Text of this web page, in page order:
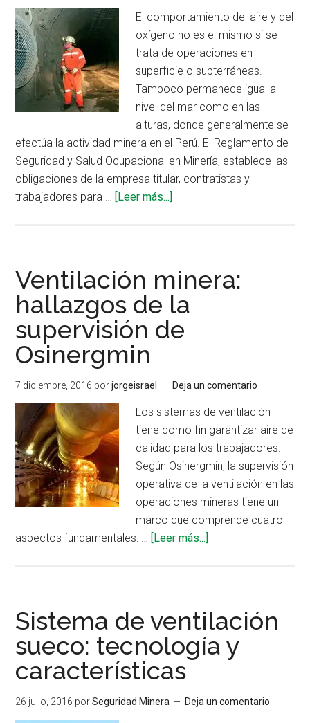
El comportamiento del aire y del
oxígeno no es el mismo si se
trata de operaciones en
superficie o subterráneas.
Tampoco permanece igual a
nivel del mar como en las
alturas, donde generalmente se
efectúa la actividad minera en el Perú. El Reglamento de
Seguridad y Salud Ocupacional en Minería, establece las
obligaciones de la empresa titular, contratistas y
trabajadores para … [Leer más...]
para
una
ventilación
minera
según
seguridad
Ventilación minera:
hallazgos de la
supervisión de
Osinergmin
7 diciembre, 2016 porjorgeisrael Deja un comentario
Los sistemas de ventilación
tiene como fin garantizar aire de
calidad para los trabajadores.
Según Osinergmin, la supervisión
operativa de la ventilación en las
operaciones mineras tiene un
marco que comprende cuatro
aspectos fundamentales: … [Leer más...]
hallazgos
de
la
supervisión
Osinergmin
Sistema de ventilación
sueco: tecnología y
características
26 julio, 2016 porSeguridad Minera Deja un comentario